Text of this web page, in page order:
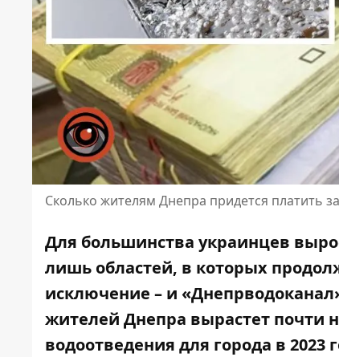
Сколько жителям Днепра придется платить
Для большинства украинцев
лишь областей, в которых
исключение – и
жителей Днепра вырастет почти
водоотведения для города в 2023